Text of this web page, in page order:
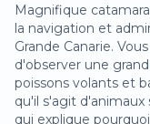
Magnifique
la navigation et
Grande Canarie.
d'observer une
poissons volants et
qu'il s'agit
qui explique